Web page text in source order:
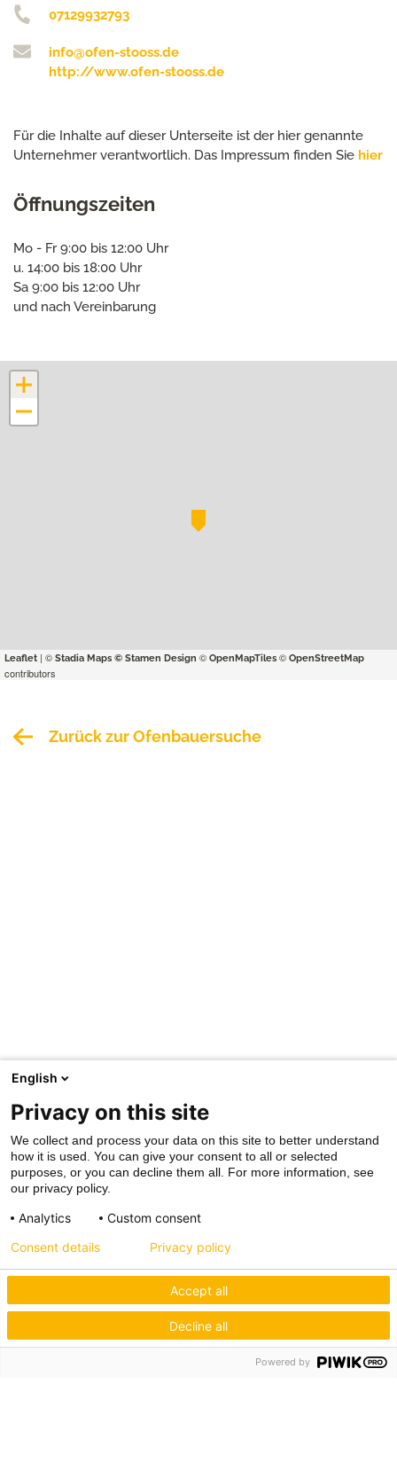
07129932793
info@ofen-stooss.de
http://www.ofen-stooss.de
Für die Inhalte auf dieser Unterseite ist der hier genannte
Unternehmer verantwortlich. Das Impressum finden Sie hier
Öffnungszeiten
Mo - Fr 9:00 bis 12:00 Uhr
u. 14:00 bis 18:00 Uhr
Sa 9:00 bis 12:00 Uhr
und nach Vereinbarung
+
−
Leaflet | © Stadia Maps © Stamen Design © OpenMapTiles © OpenStreetMap
contributors
Zurück zur Ofenbauersuche
English
Privacy on this site
We collect and process your data on this site to better understand
how it is used. You can give your consent to all or selected
purposes, or you can decline them all. For more information, see
our privacy policy.
Analytics Custom consent
Accept all
Decline all
Consent details Privacy policy
Powered by